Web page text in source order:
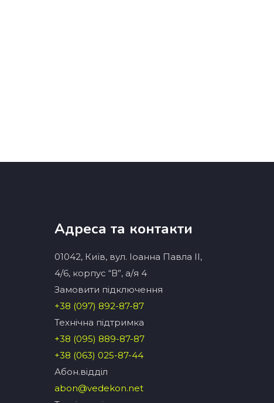
Адреса та контакти
01042, Київ, вул. Іоанна Павла ІІ,
4/6, корпус “В”, а/я 4
Замовити підключення
+38 (097) 892-87-87
Технічна підтримка
+38 (095) 889-87-87
+38 (063) 025-87-44
Абон.вiддiл
abon@vedekon.net